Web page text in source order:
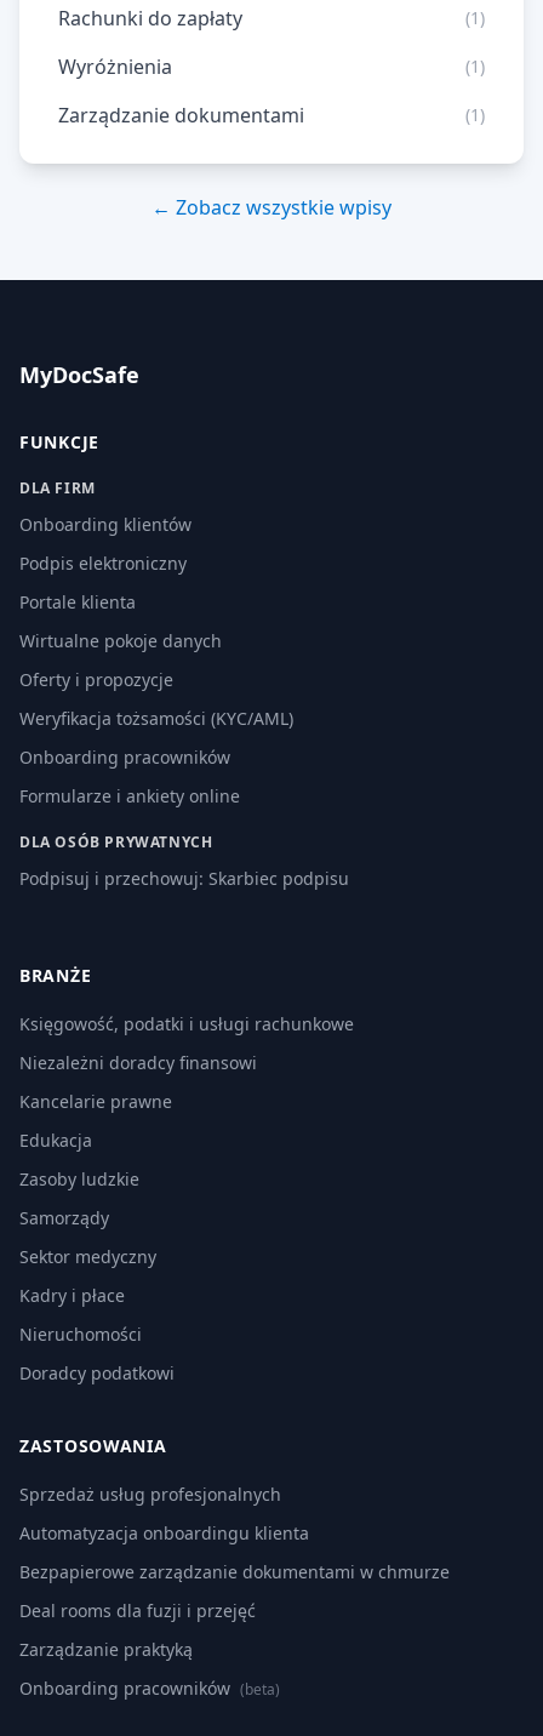
Rachunki do zapłaty (1)
Wyróżnienia (1)
Zarządzanie dokumentami (1)
← Zobacz wszystkie wpisy
MyDocSafe
FUNKCJE
DLA FIRM
Onboarding klientów
Podpis elektroniczny
Portale klienta
Wirtualne pokoje danych
Oferty i propozycje
Weryfikacja tożsamości (KYC/AML)
Onboarding pracowników
Formularze i ankiety online
DLA OSÓB PRYWATNYCH
Podpisuj i przechowuj: Skarbiec podpisu
BRANŻE
Księgowość, podatki i usługi rachunkowe
Niezależni doradcy finansowi
Kancelarie prawne
Edukacja
Zasoby ludzkie
Samorządy
Sektor medyczny
Kadry i płace
Nieruchomości
Doradcy podatkowi
ZASTOSOWANIA
Sprzedaż usług profesjonalnych
Automatyzacja onboardingu klienta
Bezpapierowe zarządzanie dokumentami w chmurze
Deal rooms dla fuzji i przejęć
Zarządzanie praktyką
Onboarding pracowników (beta)